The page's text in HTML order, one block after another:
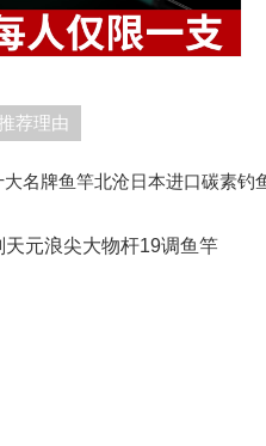
荐理由
天元浪尖大物杆19调鱼竿